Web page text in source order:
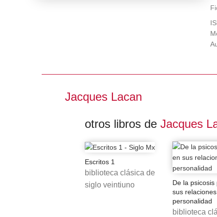
Jacques Lacan
otros libros de Jacques
Escritos 1
biblioteca clásica de
siglo veintiuno
De la
sus
personalidad
biblioteca